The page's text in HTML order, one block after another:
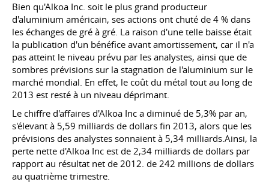
Bien qu'Alkoa Inc. soit le plus grand producteur
d'aluminium américain, ses actions ont chuté de 4 % dans
les échanges de gré à gré. La raison d'une telle baisse était
la publication d'un bénéfice avant amortissement, car il n'a
pas atteint le niveau prévu par les analystes, ainsi que de
sombres prévisions sur la stagnation de l'aluminium sur le
marché mondial. En effet, le coût du métal tout au long de
2013 est resté à un niveau déprimant.
Le chiffre d'affaires d'Alkoa Inc a diminué de 5,3% par an,
s'élevant à 5,59 milliards de dollars fin 2013, alors que les
prévisions des analystes sonnaient à 5,34 milliards.Ainsi, la
perte nette d'Alkoa Inc est de 2,34 milliards de dollars par
rapport au résultat net de 2012. de 242 millions de dollars
au quatrième trimestre.